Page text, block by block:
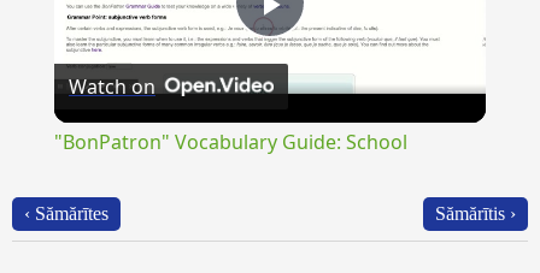
Play
Watch on
"BonPatron" Vocabulary Guide: School
‹ Sămărītes Sămărītis ›